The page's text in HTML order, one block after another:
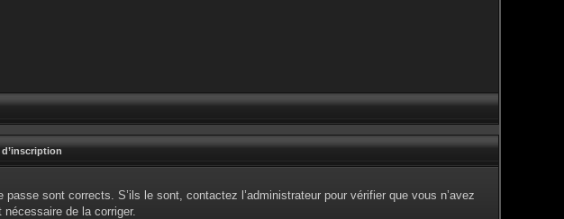
sont corrects. S’ils le sont, contactez l’administrateur pour vérifier que vous n’avez
de la corriger.